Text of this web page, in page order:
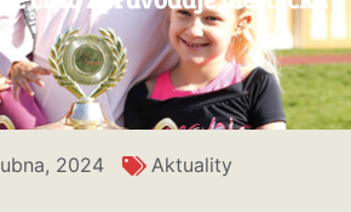
2024 Aktuality